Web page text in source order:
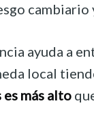
ayuda a
local
más alto